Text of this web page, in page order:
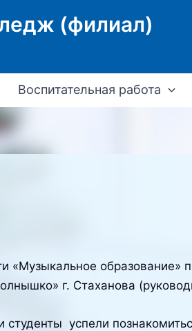
(филиал)
Воспитательная работа
образование»
г. Стаханова
успели